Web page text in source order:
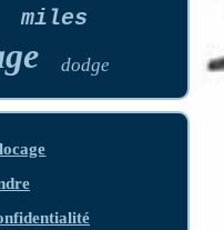
miles
dodge